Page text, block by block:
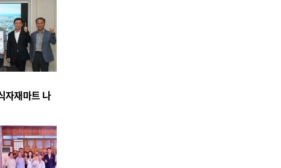
자재마트 나